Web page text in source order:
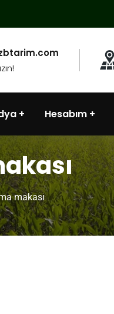
Hesabım
makası